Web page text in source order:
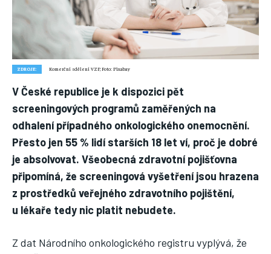
styl, zahrnující nejnovější poznatky o různých onemocněních,
přínosné zdravotní praktiky, techniky jógy a rady pro
vyváženou stravu.
ZDRAVÍ
ONEMOCNĚNÍ
STRAVA
HUBNUTÍ
JÓGA
ZDROJE: Komerční sdělení VZP, Foto: Pixabay
V České republice je k dispozici pět
screeningových programů zaměřených na
odhalení případného onkologického onemocnění.
Přesto jen 55 % lidí starších 18 let ví, proč je dobré
je absolvovat. Všeobecná zdravotní pojišťovna
připomíná, že screeningová vyšetření jsou hrazena
z prostředků veřejného zdravotního pojištění,
u lékaře tedy nic platit nebudete.
Z dat Národního onkologického registru vyplývá, že